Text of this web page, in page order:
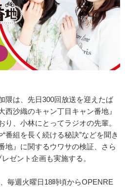
隈は、先日300回放送を迎えたば
沙織のキャン丁目キャン番地』
り、小林にとってラジオの先輩。
番組を長く続ける秘訣”などを聞き
地』に関するウワサの検証、さら
ゼント企画も実施する。
毎週火曜日18時頃からOPENRE